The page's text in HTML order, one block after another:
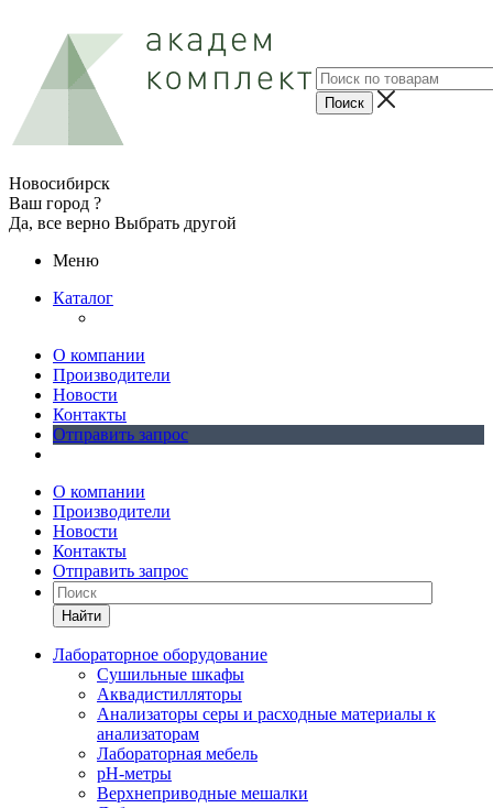
Новосибирск
Ваш город ?
Да, все верно Выбрать другой
Меню
Каталог
О компании
Производители
Новости
Контакты
Отправить запрос
О компании
Производители
Новости
Контакты
Отправить запрос
Найти
Лабораторное оборудование
Cушильные шкафы
Аквадистилляторы
Анализаторы серы и расходные материалы к
анализаторам
Лабораторная мебель
pH-метры
Верхнеприводные мешалки